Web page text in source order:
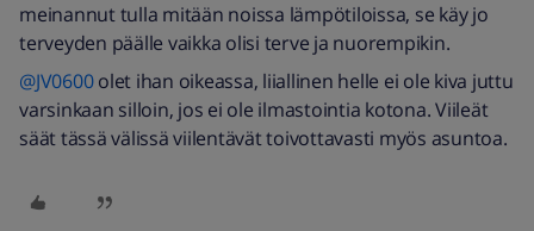
meinannut tulla mitään noissa lämpötiloissa, se käy jo
terveyden päälle vaikka olisi terve ja nuorempikin.
@JV0600olet ihan oikeassa, liiallinen helle ei ole kiva juttu
varsinkaan silloin, jos ei ole ilmastointia kotona. Viileät
säät tässä välissä viilentävät toivottavasti myös asuntoa.